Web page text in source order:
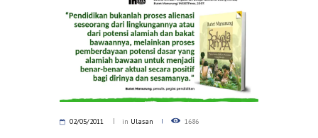
02/05/2011 in Ulasan 1686